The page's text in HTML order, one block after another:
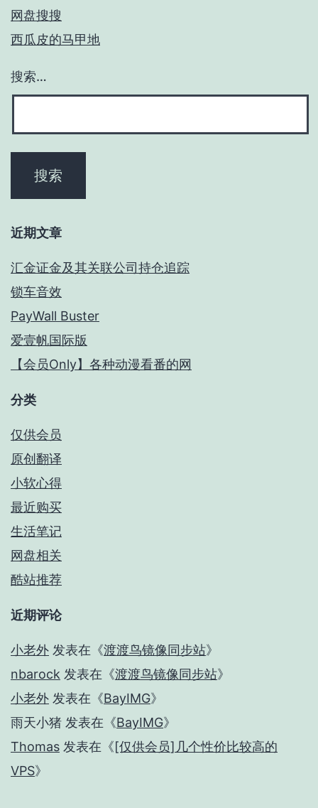
网盘搜搜
西瓜皮的马甲地
搜索…
近期文章
汇金证金及其关联公司持仓追踪
锁车音效
PayWall Buster
爱壹帆国际版
【会员Only】各种动漫看番的网
分类
仅供会员
原创翻译
小软心得
最近购买
生活笔记
网盘相关
酷站推荐
近期评论
小老外 发表在《渡渡鸟镜像同步站》
nbarock 发表在《渡渡鸟镜像同步站》
小老外 发表在《BayIMG》
雨天小猪 发表在《BayIMG》
Thomas 发表在《[仅供会员]几个性价比较高的
VPS》